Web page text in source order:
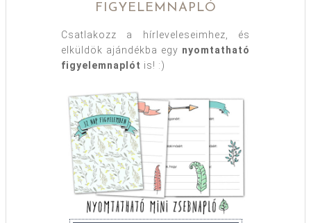
FIGYELEMNAPLÓ
Csatlakozz a hírleveleseimhez, és
elküldök ajándékba egy nyomtatható
figyelemnaplót is! :)